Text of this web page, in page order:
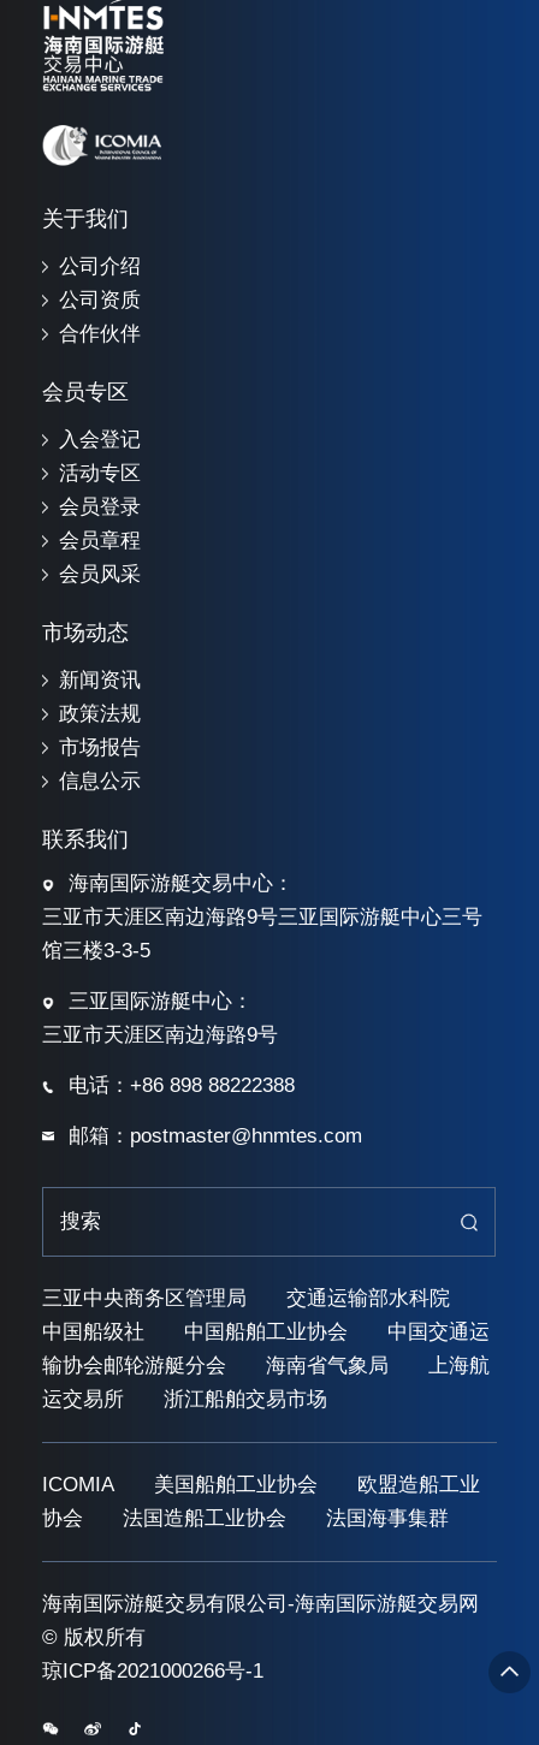
关于我们
公司介绍
公司资质
合作伙伴
会员专区
入会登记
活动专区
会员登录
会员章程
会员风采
市场动态
新闻资讯
政策法规
市场报告
信息公示
联系我们
海南国际游艇交易中心：
三亚市天涯区南边海路9号三亚国际游艇中心三号
馆三楼3-3-5
三亚国际游艇中心：
三亚市天涯区南边海路9号
电话：+86 898 88222388
邮箱：postmaster@hnmtes.com
三亚中央商务区管理局
交通运输部水科院
中国船级社
中国船舶工业协会
中国交通运
输协会邮轮游艇分会
海南省气象局
上海航
运交易所
浙江船舶交易市场
ICOMIA 美国船舶工业协会
欧盟造船工业
协会
法国造船工业协会 法国海事集群
海南国际游艇交易有限公司-海南国际游艇交易网
© 版权所有
琼ICP备2021000266号-1